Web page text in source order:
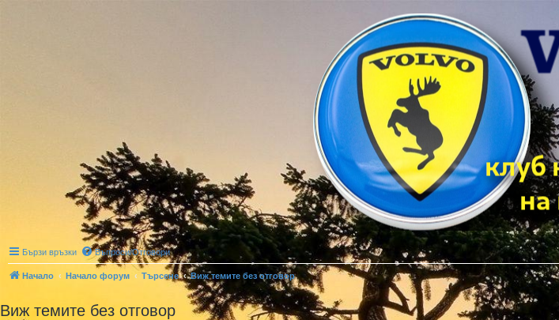
Бързи връзки Въпроси/Отговори
Начало Начало форум Търсене Виж темите без отговор
Виж темите без отговор